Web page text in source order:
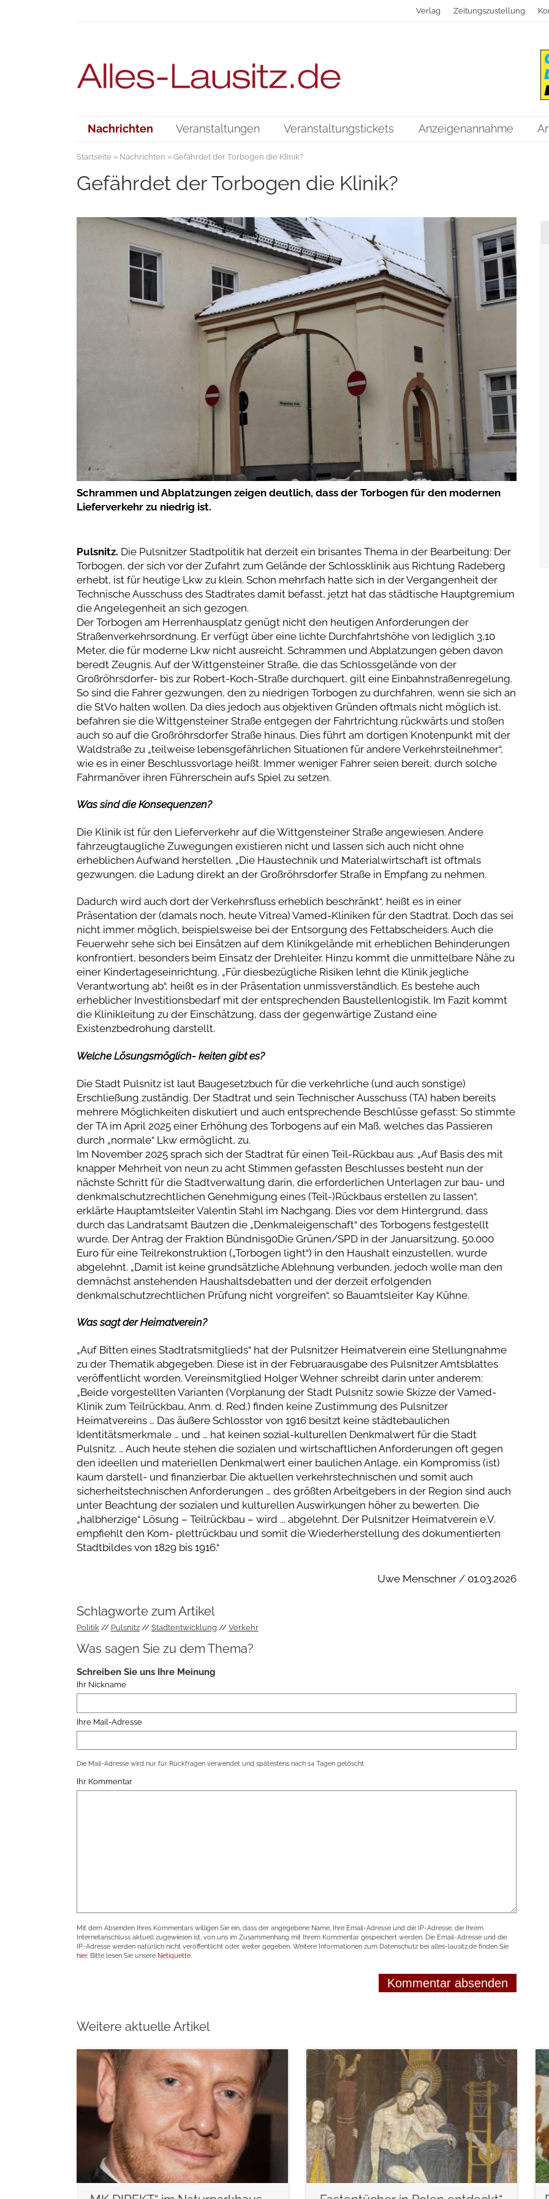
Verlag Zeitungszustellung
Nachrichten Veranstaltungen Veranstaltungstickets Anzeigenannahme
Startseite» Nachrichten » Gefährdet der Torbogen die Klinik?
Gefährdet der Torbogen die Klinik?
Schrammen und Abplatzungen zeigen deutlich, dass der Torbogen für den modernen
Lieferverkehr zu niedrig ist.
Pulsnitz. Die Pulsnitzer Stadtpolitik hat derzeit ein brisantes Thema in der Bearbeitung: Der
Torbogen, der sich vor der Zufahrt zum Gelände der Schlossklinik aus Richtung Radeberg
erhebt, ist für heutige Lkw zu klein. Schon mehrfach hatte sich in der Vergangenheit der
Technische Ausschuss des Stadtrates damit befasst, jetzt hat das städtische Hauptgremium
die Angelegenheit an sich gezogen.
Der Torbogen am Herrenhausplatz genügt nicht den heutigen Anforderungen der
Straßenverkehrsordnung. Er verfügt über eine lichte Durchfahrtshöhe von lediglich 3,10
Meter, die für moderne Lkw nicht ausreicht. Schrammen und Abplatzungen geben davon
beredt Zeugnis. Auf der Wittgensteiner Straße, die das Schlossgelände von der
Großröhrsdorfer- bis zur Robert-Koch-Straße durchquert, gilt eine Einbahnstraßenregelung.
So sind die Fahrer gezwungen, den zu niedrigen Torbogen zu durchfahren, wenn sie sich an
die StVo halten wollen. Da dies jedoch aus objektiven Gründen oftmals nicht möglich ist,
befahren sie die Wittgensteiner Straße entgegen der Fahrtrichtung rückwärts und stoßen
auch so auf die Großröhrsdorfer Straße hinaus. Dies führt am dortigen Knotenpunkt mit der
Waldstraße zu „teilweise lebensgefährlichen Situationen für andere Verkehrsteilnehmer“,
wie es in einer Beschlussvorlage heißt. Immer weniger Fahrer seien bereit, durch solche
Fahrmanöver ihren Führerschein aufs Spiel zu setzen.
Was sind die Konsequenzen?
Die Klinik ist für den Lieferverkehr auf die Wittgensteiner Straße angewiesen. Andere
fahrzeugtaugliche Zuwegungen existieren nicht und lassen sich auch nicht ohne
erheblichen Aufwand herstellen. „Die Haustechnik und Materialwirtschaft ist oftmals
gezwungen, die Ladung direkt an der Großröhrsdorfer Straße in Empfang zu nehmen.
Dadurch wird auch dort der Verkehrsfluss erheblich beschränkt“, heißt es in einer
Präsentation der (damals noch, heute Vitrea) Vamed-Kliniken für den Stadtrat. Doch das sei
nicht immer möglich, beispielsweise bei der Entsorgung des Fettabscheiders. Auch die
Feuerwehr sehe sich bei Einsätzen auf dem Klinikgelände mit erheblichen Behinderungen
konfrontiert, besonders beim Einsatz der Drehleiter. Hinzu kommt die unmittelbare Nähe zu
einer Kindertageseinrichtung. „Für diesbezügliche Risiken lehnt die Klinik jegliche
Verantwortung ab“, heißt es in der Präsentation unmissverständlich. Es bestehe auch
erheblicher Investitionsbedarf mit der entsprechenden Baustellenlogistik. Im Fazit kommt
die Klinikleitung zu der Einschätzung, dass der gegenwärtige Zustand eine
Existenzbedrohung darstellt.
Welche Lösungsmöglich- keiten gibt es?
Die Stadt Pulsnitz ist laut Baugesetzbuch für die verkehrliche (und auch sonstige)
Erschließung zuständig. Der Stadtrat und sein Technischer Ausschuss (TA) haben bereits
mehrere Möglichkeiten diskutiert und auch entsprechende Beschlüsse gefasst: So stimmte
der TA im April 2025 einer Erhöhung des Torbogens auf ein Maß, welches das Passieren
durch „normale“ Lkw ermöglicht, zu.
Im November 2025 sprach sich der Stadtrat für einen Teil-Rückbau aus. „Auf Basis des mit
knapper Mehrheit von neun zu acht Stimmen gefassten Beschlusses besteht nun der
nächste Schritt für die Stadtverwaltung darin, die erforderlichen Unterlagen zur bau- und
denkmalschutzrechtlichen Genehmigung eines (Teil-)Rückbaus erstellen zu lassen“,
erklärte Hauptamtsleiter Valentin Stahl im Nachgang. Dies vor dem Hintergrund, dass
durch das Landratsamt Bautzen die „Denkmaleigenschaft“ des Torbogens festgestellt
wurde. Der Antrag der Fraktion Bündnis90Die Grünen/SPD in der Januarsitzung, 50.000
Euro für eine Teilrekonstruktion („Torbogen light“) in den Haushalt einzustellen, wurde
abgelehnt. „Damit ist keine grundsätzliche Ablehnung verbunden, jedoch wolle man den
demnächst anstehenden Haushaltsdebatten und der derzeit erfolgenden
denkmalschutzrechtlichen Prüfung nicht vorgreifen“, so Bauamtsleiter Kay Kühne.
Was sagt der Heimatverein?
„Auf Bitten eines Stadtratsmitglieds“ hat der Pulsnitzer Heimatverein eine Stellungnahme
zu der Thematik abgegeben. Diese ist in der Februarausgabe des Pulsnitzer Amtsblattes
veröffentlicht worden. Vereinsmitglied Holger Wehner schreibt darin unter anderem:
„Beide vorgestellten Varianten (Vorplanung der Stadt Pulsnitz sowie Skizze der Vamed-
Klinik zum Teilrückbau, Anm. d. Red.) finden keine Zustimmung des Pulsnitzer
Heimatvereins … Das äußere Schlosstor von 1916 besitzt keine städtebaulichen
Identitätsmerkmale … und … hat keinen sozial-kulturellen Denkmalwert für die Stadt
Pulsnitz. … Auch heute stehen die sozialen und wirtschaftlichen Anforderungen oft gegen
den ideellen und materiellen Denkmalwert einer baulichen Anlage, ein Kompromiss (ist)
kaum darstell- und finanzierbar. Die aktuellen verkehrstechnischen und somit auch
sicherheitstechnischen Anforderungen … des größten Arbeitgebers in der Region sind auch
unter Beachtung der sozialen und kulturellen Auswirkungen höher zu bewerten. Die
„halbherzige“ Lösung – Teilrückbau – wird ... abgelehnt. Der Pulsnitzer Heimatverein e.V.
empfiehlt den Kom- plettrückbau und somit die Wiederherstellung des dokumentierten
Stadtbildes von 1829 bis 1916.“
Uwe Menschner / 01.03.2026
Schlagworte zum Artikel
Politik Pulsnitz Stadtentwicklung Verkehr
Was sagen Sie zu dem Thema?
Schreiben Sie uns Ihre Meinung
Ihr Nickname
Ihre Mail-Adresse
Die Mail-Adresse wird nur für Rückfragen verwendet und spätestens nach 14 Tagen gelöscht.
Ihr Kommentar
Mit dem Absenden Ihres Kommentars willigen Sie ein, dass der angegebene Name, Ihre Email-Adresse und die IP-Adresse, die Ihrem
Internetanschluss aktuell zugewiesen ist, von uns im Zusammenhang mit Ihrem Kommentar gespeichert werden. Die Email-Adresse und die
IP-Adresse werden natürlich nicht veröffentlicht oder weiter gegeben. Weitere Informationen zum Datenschutz bei alles-lausitz.de finden Sie
hier. Bitte lesen Sie unsere Netiquette.
Weitere aktuelle Artikel
weiterlesen weiterlesen